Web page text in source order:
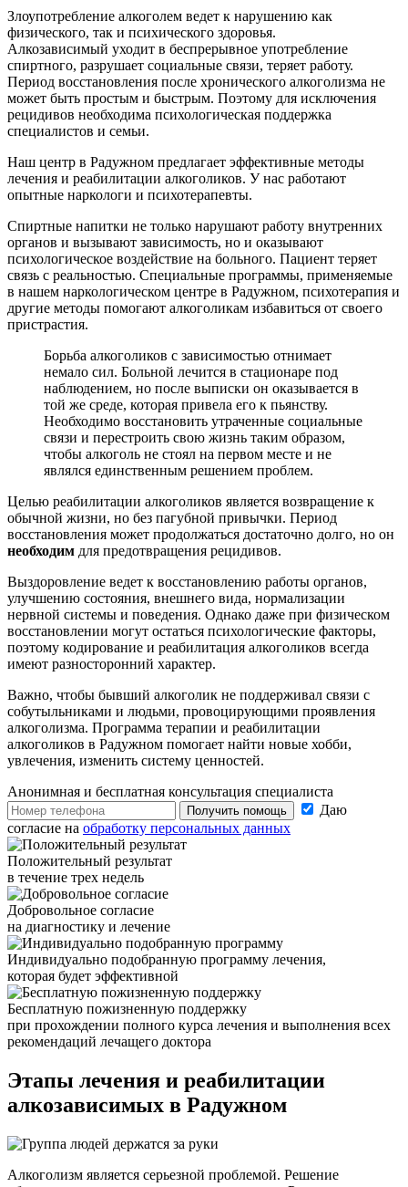
Злоупотребление алкоголем ведет к нарушению как
физического, так и психического здоровья.
Алкозависимый уходит в беспрерывное употребление
спиртного, разрушает социальные связи, теряет работу.
Период восстановления после хронического алкоголизма не
может быть простым и быстрым. Поэтому для исключения
рецидивов необходима психологическая поддержка
специалистов и семьи.
Наш центр в Радужном предлагает эффективные методы
лечения и реабилитации алкоголиков. У нас работают
опытные наркологи и психотерапевты.
Спиртные напитки не только нарушают работу внутренних
органов и вызывают зависимость, но и оказывают
психологическое воздействие на больного. Пациент теряет
связь с реальностью. Специальные программы, применяемые
в нашем наркологическом центре в Радужном, психотерапия и
другие методы помогают алкоголикам избавиться от своего
пристрастия.
Борьба алкоголиков с зависимостью отнимает
немало сил. Больной лечится в стационаре под
наблюдением, но после выписки он оказывается в
той же среде, которая привела его к пьянству.
Необходимо восстановить утраченные социальные
связи и перестроить свою жизнь таким образом,
чтобы алкоголь не стоял на первом месте и не
являлся единственным решением проблем.
Целью реабилитации алкоголиков является возвращение к
обычной жизни, но без пагубной привычки. Период
восстановления может продолжаться достаточно долго, но он
необходим для предотвращения рецидивов.
Выздоровление ведет к восстановлению работы органов,
улучшению состояния, внешнего вида, нормализации
нервной системы и поведения. Однако даже при физическом
восстановлении могут остаться психологические факторы,
поэтому кодирование и реабилитация алкоголиков всегда
имеют разносторонний характер.
Важно, чтобы бывший алкоголик не поддерживал связи с
собутыльниками и людьми, провоцирующими проявления
алкоголизма. Программа терапии и реабилитации
алкоголиков в Радужном помогает найти новые хобби,
увлечения, изменить систему ценностей.
Анонимная и бесплатная консультация специалиста
Получить помощь
Даю
согласие на обработку персональных данных
Положительный результат
в течение трех недель
Добровольное согласие
на диагностику и лечение
Индивидуально подобранную программу лечения,
которая будет эффективной
Бесплатную пожизненную поддержку
при прохождении полного курса лечения и выполнения всех
рекомендаций лечащего доктора
Этапы лечения и реабилитации
алкозависимых в Радужном
Алкоголизм является серьезной проблемой. Решение